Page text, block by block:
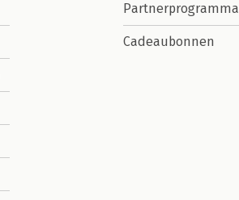
Partnerprogramma
Cadeaubonnen